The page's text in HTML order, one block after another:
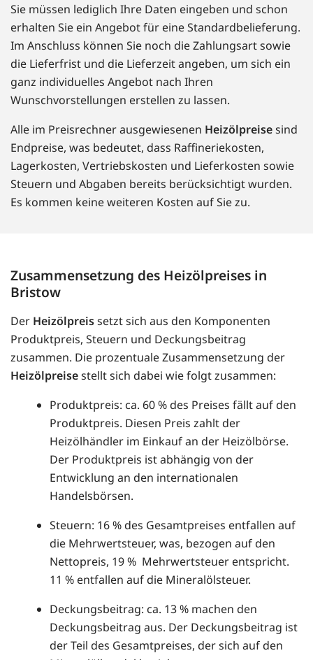
Sie müssen lediglich Ihre Daten eingeben und schon
erhalten Sie ein Angebot für eine Standardbelieferung.
Im Anschluss können Sie noch die Zahlungsart sowie
die Lieferfrist und die Lieferzeit angeben, um sich ein
ganz individuelles Angebot nach Ihren
Wunschvorstellungen erstellen zu lassen.
Alle im Preisrechner ausgewiesenen Heizölpreisesind
Endpreise, was bedeutet, dass Raffineriekosten,
Lagerkosten, Vertriebskosten und Lieferkosten sowie
Steuern und Abgaben bereits berücksichtigt wurden.
Es kommen keine weiteren Kosten auf Sie zu.
Zusammensetzung des Heizölpreises in
Bristow
Der Heizölpreissetzt sich aus den Komponenten
Produktpreis, Steuern und Deckungsbeitrag
zusammen. Die prozentuale Zusammensetzung der
Heizölpreisestellt sich dabei wie folgt zusammen:
Produktpreis: ca. 60 % des Preises fällt auf den
Produktpreis. Diesen Preis zahlt der
Heizölhändler im Einkauf an der Heizölbörse.
Der Produktpreis ist abhängig von der
Entwicklung an den internationalen
Handelsbörsen.
Steuern: 16 % des Gesamtpreises entfallen auf
die Mehrwertsteuer, was, bezogen auf den
Nettopreis, 19 % Mehrwertsteuer entspricht.
11 % entfallen auf die Mineralölsteuer.
Deckungsbeitrag: ca. 13 % machen den
Deckungsbeitrag aus. Der Deckungsbeitrag ist
der Teil des Gesamtpreises, der sich auf den